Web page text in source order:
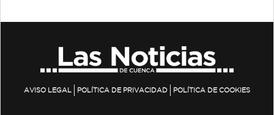
AVISO LEGAL POLÍTICA DE PRIVACIDAD POLÍTICA DE COOKIES